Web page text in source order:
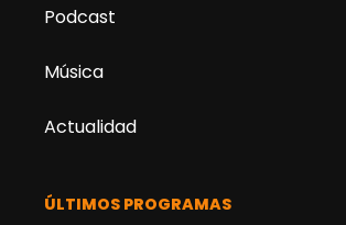
Podcast
Música
Actualidad
ÚLTIMOS PROGRAMAS